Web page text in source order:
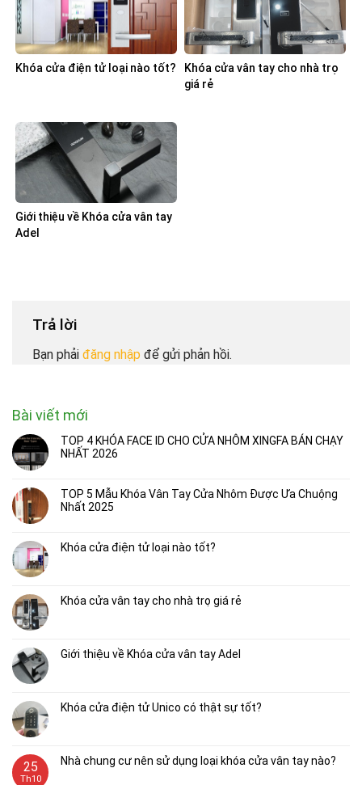
Khóa cửa điện tử loại nào tốt?
Khóa cửa vân tay cho nhà trọ
giá rẻ
Giới thiệu về Khóa cửa vân tay
Adel
Trả lời
Bạn phải đăng nhập để gửi phản hồi.
Bài viết mới
TOP 4 KHÓA FACE ID CHO CỬA NHÔM XINGFA BÁN CHẠY
NHẤT 2026
TOP 5 Mẫu Khóa Vân Tay Cửa Nhôm Được Ưa Chuộng
Nhất 2025
Khóa cửa điện tử loại nào tốt?
Khóa cửa vân tay cho nhà trọ giá rẻ
Giới thiệu về Khóa cửa vân tay Adel
Khóa cửa điện tử Unico có thật sự tốt?
25
Th10
Nhà chung cư nên sử dụng loại khóa cửa vân tay nào?